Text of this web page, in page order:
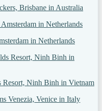
Brisbane in Australia
in Netherlands
Ninh Binh in Vietnam